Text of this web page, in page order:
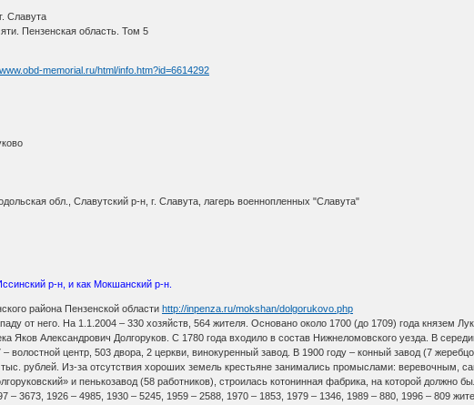
Славута
Пензенская область. Том 5
memorial.ru/html/info.htm?id=6614292
обл., Славутский р-н, г. Славута, лагерь военнопленных "Славута"
р-н, и как Мокшанский р-н.
района Пензенской областиhttp://inpenza.ru/mokshan/dolgorukovo.php
от него. На 1.1.2004 – 330 хозяйств, 564 жителя. Основано около 1700 (до 1709) года князем
Яков Александрович Долгоруков. С 1780 года входило в состав Нижнеломовского уезда. В
центр, 503 двора, 2 церкви, винокуренный завод. В 1900 году – конный завод (7
рублей. Из-за отсутствия хороших земель крестьяне занимались промыслами: веревочным,
и пенькозавод (58 работников), строилась котонинная фабрика, на которой должно
– 3673, 1926 – 4985, 1930 – 5245, 1959 – 2588, 1970 – 1853, 1979 – 1346, 1989 – 880, 1996 – 809